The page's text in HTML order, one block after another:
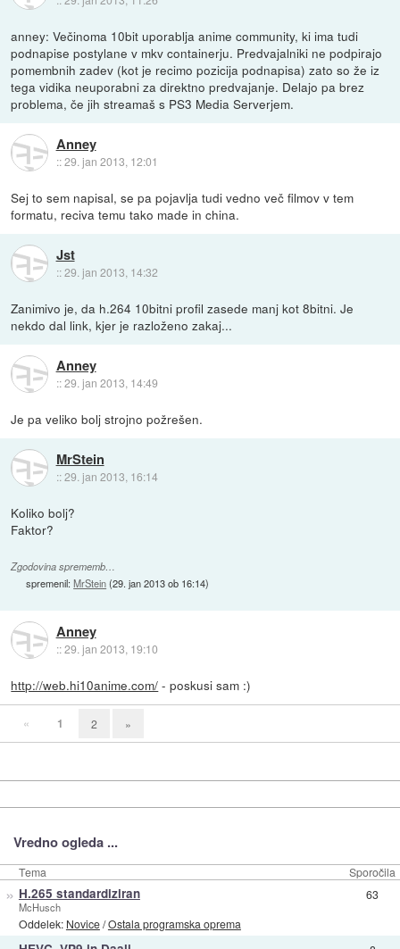
anney: Večinoma 10bit uporablja anime community, ki ima tudi
podnapise postylane v mkv containerju. Predvajalniki ne podpirajo
pomembnih zadev (kot je recimo pozicija podnapisa) zato so že iz
tega vidika neuporabni za direktno predvajanje. Delajo pa brez
problema, če jih streamaš s PS3 Media Serverjem.
Anney
::29. jan 2013, 12:01
Sej to sem napisal, se pa pojavlja tudi vedno več filmov v tem
formatu, reciva temu tako made in china.
Jst
::29. jan 2013, 14:32
Zanimivo je, da h.264 10bitni profil zasede manj kot 8bitni. Je
nekdo dal link, kjer je razloženo zakaj...
Anney
::29. jan 2013, 14:49
Je pa veliko bolj strojno požrešen.
MrStein
::29. jan 2013, 16:14
Koliko bolj?
Faktor?
Zgodovina sprememb…
spremenil:MrStein(29. jan 2013 ob 16:14)
Anney
::29. jan 2013, 19:10
http://web.hi10anime.com/ - poskusi sam :)
« 1 2 »
Vredno ogleda ...
Tema Sporočila
» H.265 standardiziran
McHusch
Oddelek: Novice/Ostala programska oprema
63